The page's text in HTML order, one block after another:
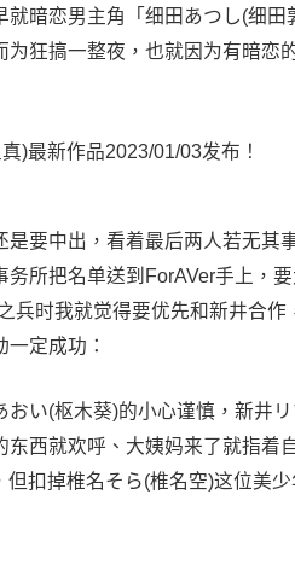
就暗恋男主角「细田あつし(细
为狂搞一整夜，也就因为有暗恋
要中出，看着最后两人若无其
所把名单送到ForAVer手上，
兵时我就觉得要优先和新井合
定成功：
い(枢木葵)的小心谨慎，新井
东西就欢呼、大姨妈来了就指着
但扣掉椎名そら(椎名空)这位美